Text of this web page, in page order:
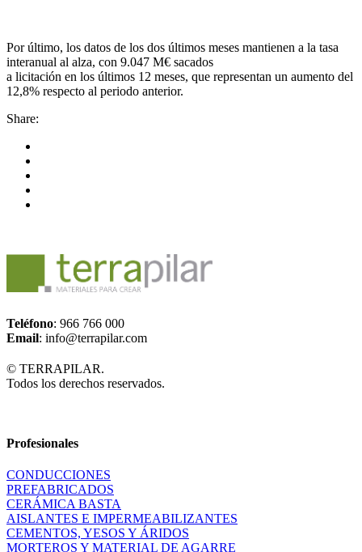
Por último, los datos de los dos últimos meses mantienen a la tasa
interanual al alza, con 9.047 M€ sacados
a licitación en los últimos 12 meses, que representan un aumento del
12,8% respecto al periodo anterior.
Share:
Teléfono: 966 766 000
Email: info@terrapilar.com
© TERRAPILAR.
Todos los derechos reservados.
Profesionales
CONDUCCIONES
PREFABRICADOS
CERÁMICA BASTA
AISLANTES E IMPERMEABILIZANTES
CEMENTOS, YESOS Y ÁRIDOS
MORTEROS Y MATERIAL DE AGARRE